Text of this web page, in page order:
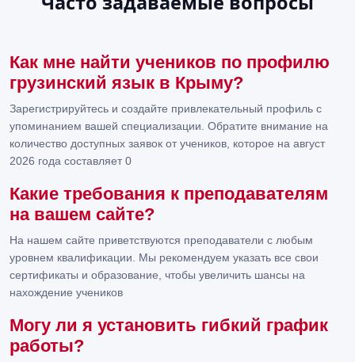
Как мне найти учеников по профилю
грузинский язык в Крыму?
Зарегистрируйтесь и создайте привлекательный профиль с
упоминанием вашей специализации. Обратите внимание на
количество доступных заявок от учеников, которое на август
2026 года составляет 0
Какие требования к преподавателям
на вашем сайте?
На нашем сайте приветствуются преподаватели с любым
уровнем квалификации. Мы рекомендуем указать все свои
сертификаты и образование, чтобы увеличить шансы на
нахождение учеников
Могу ли я установить гибкий график
работы?